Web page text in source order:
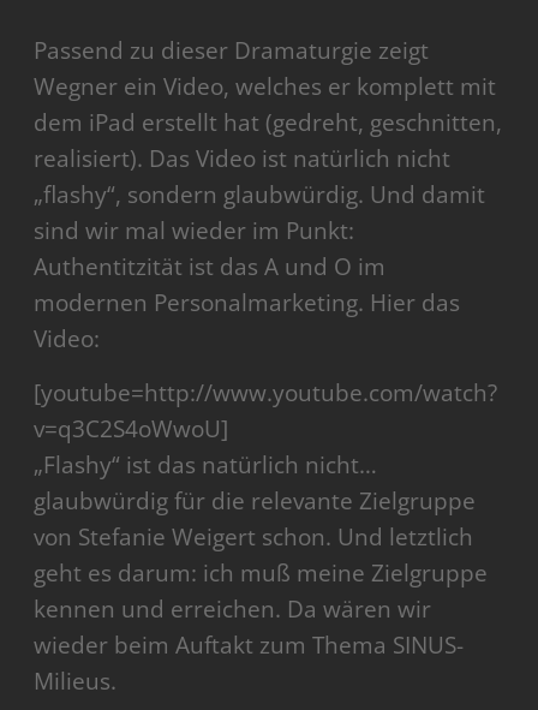
Passend zu dieser Dramaturgie zeigt
Wegner ein Video, welches er komplett mit
dem iPad erstellt hat (gedreht, geschnitten,
realisiert). Das Video ist natürlich nicht
„flashy“, sondern glaubwürdig. Und damit
sind wir mal wieder im Punkt:
Authentitzität ist das A und O im
modernen Personalmarketing. Hier das
Video:
[youtube=http://www.youtube.com/watch?
v=q3C2S4oWwoU]
„Flashy“ ist das natürlich nicht…
glaubwürdig für die relevante Zielgruppe
von Stefanie Weigert schon. Und letztlich
geht es darum: ich muß meine Zielgruppe
kennen und erreichen. Da wären wir
wieder beim Auftakt zum Thema SINUS-
Milieus.